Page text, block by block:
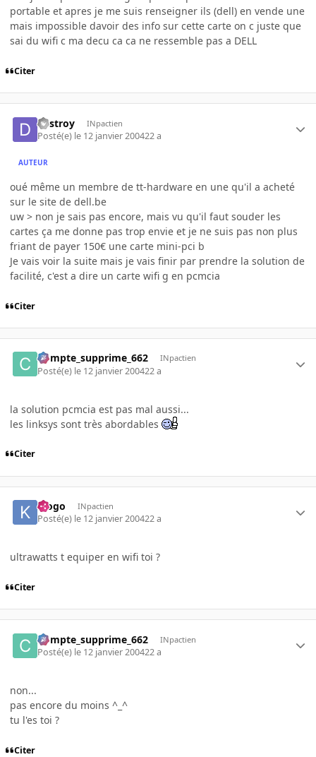
portable et apres je me suis renseigner ils (dell) en vende une
mais impossible davoir des info sur cette carte on c juste que
sai du wifi c ma decu ca ca ne ressemble pas a DELL
Citer
destroy INpactien
Posté(e) le 12 janvier 200422 a
AUTEUR
oué même un membre de tt-hardware en une qu'il a acheté
sur le site de dell.be
uw > non je sais pas encore, mais vu qu'il faut souder les
cartes ça me donne pas trop envie et je ne suis pas non plus
friant de payer 150€ une carte mini-pci b
Je vais voir la suite mais je vais finir par prendre la solution de
facilité, c'est a dire un carte wifi g en pcmcia
Citer
Compte_supprime_662 INpactien
Posté(e) le 12 janvier 200422 a
la solution pcmcia est pas mal aussi...
les linksys sont très abordables
Citer
klogo INpactien
Posté(e) le 12 janvier 200422 a
ultrawatts t equiper en wifi toi ?
Citer
Compte_supprime_662 INpactien
Posté(e) le 12 janvier 200422 a
non...
pas encore du moins ^_^
tu l'es toi ?
Citer